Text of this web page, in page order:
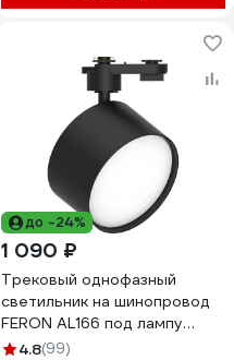
до -24%
1 090 ₽
Трековый однофазный
светильник на шинопровод
FERON AL166 под лампу
GX70, черный 48545
4.8(99)